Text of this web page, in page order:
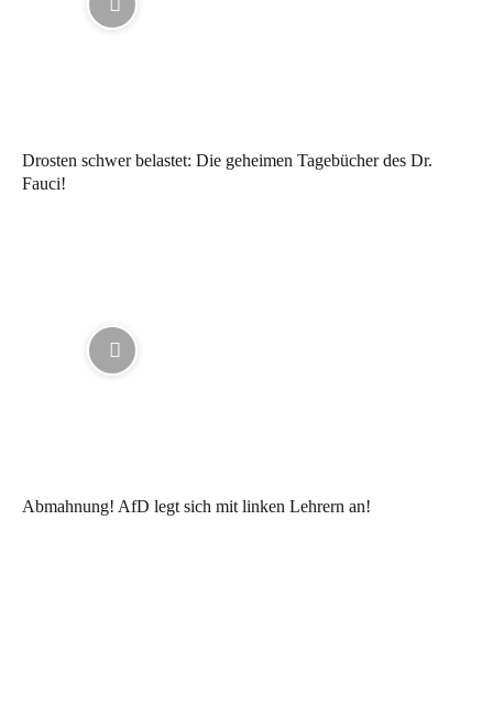
Drosten schwer belastet: Die geheimen Tagebücher des Dr.
Fauci!
Abmahnung! AfD legt sich mit linken Lehrern an!